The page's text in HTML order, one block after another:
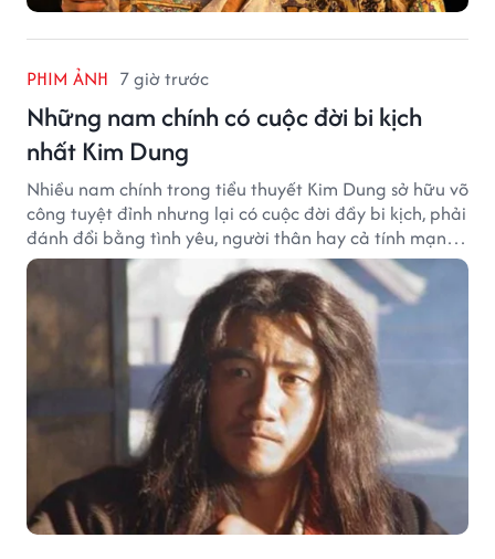
PHIM ẢNH 7 giờ trước
Những nam chính có cuộc đời bi kịch
nhất Kim Dung
Nhiều nam chính trong tiểu thuyết Kim Dung sở hữu võ
công tuyệt đỉnh nhưng lại có cuộc đời đầy bi kịch, phải
đánh đổi bằng tình yêu, người thân hay cả tính mạng,
khiến độc giả không khỏi tiếc nuối.